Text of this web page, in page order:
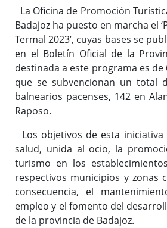
La Oficina de Promoción
Badajoz ha puesto en marcha el
Termal 2023’, cuyas bases se
en el Boletín Oficial de la
destinada a este programa es de
que se subvencionan un total
balnearios pacenses, 142 en
Raposo.
Los objetivos de esta
salud, unida al ocio, la
turismo en los
respectivos municipios y zonas
consecuencia, el
empleo y el fomento del
de la provincia de Badajoz.